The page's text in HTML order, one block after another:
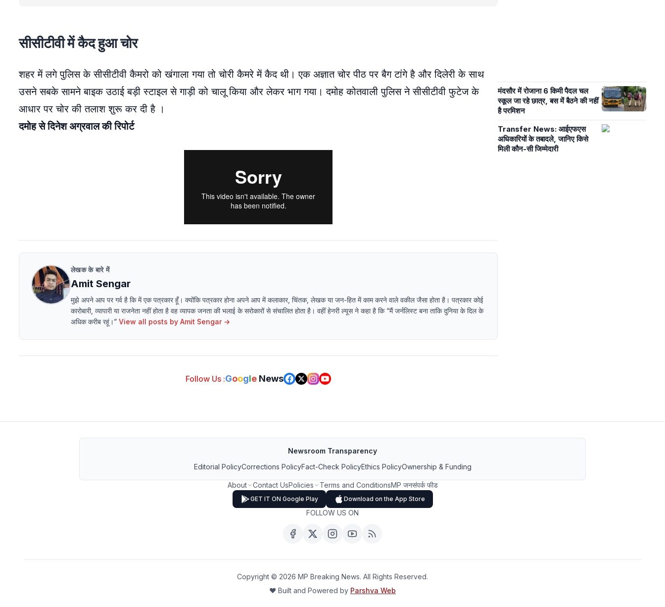
सीसीटीवी में कैद हुआ चोर
शहर में लगे पुलिस के सीसीटीवी कैमरो को खंगाला गया तो चोरी कैमरे में कैद थी। एक अज्ञात चोर पीठ पर बैग टांगे है और दिलेरी के साथ
उसने सबके सामने बाइक उठाई बड़ी स्टाइल से गाड़ी को चालू किया और लेकर भाग गया। दमोह कोतवाली पुलिस ने सीसीटीवी फुटेज के
आधार पर चोर की तलाश शुरू कर दी है ।
दमोह से दिनेश अग्रवाल की रिपोर्ट
लेखक के बारे में
Amit Sengar
मुझे अपने आप पर गर्व है कि में एक पत्रकार हूँ। क्योंकि पत्रकार होना अपने आप में कलाकार, चिंतक, लेखक या जन-हित में काम करने वाले वकील जैसा होता है। पत्रकार कोई
कारोबारी, व्यापारी या राजनेता नहीं होता है वह व्यापक जनता की भलाई के सरोकारों से संचालित होता है। वहीं हेनरी ल्यूस ने कहा है कि “मैं जर्नलिस्ट बना ताकि दुनिया के दिल के
अधिक करीब रहूं।” View all posts by Amit Sengar→
Follow Us :Google News
मंदसौर में रोजाना 6 किमी पैदल चल
स्कूल जा रहे छात्र, बस में बैठने की नहीं
है परमिशन
Transfer News: आईएफएस
अधिकारियों के तबादले, जानिए किसे
मिली कौन-सी जिम्मेदारी
Newsroom Transparency
Editorial PolicyCorrections PolicyFact-Check PolicyEthics PolicyOwnership & Funding
About Contact UsPolicies Terms and ConditionsMP जनसंपर्क फीड
GET IT ON Google Play Download on the App Store
FOLLOW US ON
Copyright © 2026 MP Breaking News. All Rights Reserved.
❤️ Built and Powered by Parshva Web